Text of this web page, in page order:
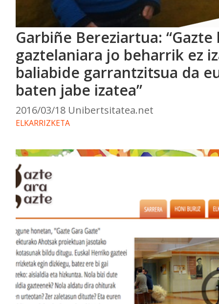
Garbiñe Bereziartua:
gaztelaniara jo beharrik ez
baliabide garrantzitsua da
baten jabe izatea”
2016/03/18 Unibertsitatea.net
ELKARRIZKETA